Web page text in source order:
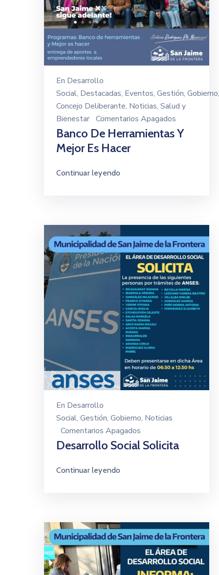
En Desarrollo
Social‚ Destacadas‚ Eventos‚ Gestión‚ Gobierno
Concejo Deliberante‚ Noticias‚ Salud y
Bienestar Comentarios Apagados
Banco De Herramientas Y
Mejor Es Hacer
Continuar leyendo
En Desarrollo
Social‚ Gestión‚ Gobierno‚ Noticias
Comentarios Apagados
Desarrollo Social Solicita
Continuar leyendo